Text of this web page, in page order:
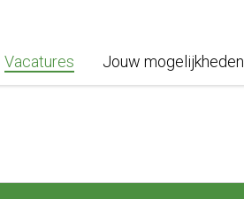
Vacatures Jouw mogelijkheden